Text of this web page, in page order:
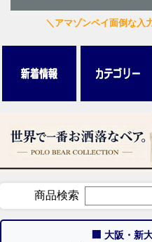
＼アマゾンペイ面倒な入
商品検索
🏢 大阪・新